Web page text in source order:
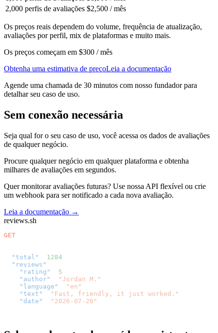
2,000 perfis de avaliações $2,500 / mês
Os preços reais dependem do volume, frequência de atualização,
avaliações por perfil, mix de plataformas e muito mais.
Os preços começam em $300 / mês
Obtenha uma estimativa de preçoLeia a documentação
Agende uma chamada de 30 minutos com nosso fundador para
detalhar seu caso de uso.
Sem conexão necessária
Seja qual for o seu caso de uso, você acessa os dados de avaliações
de qualquer negócio.
Procure qualquer negócio em qualquer plataforma e obtenha
milhares de avaliações em segundos.
Quer monitorar avaliações futuras? Use nossa API flexível ou crie
um webhook para ser notificado a cada nova avaliação.
Leia a documentação →
reviews.sh
GET
"total"
1284
"reviews"
"rating"
5
"author"
"Jordan M."
"language"
"en"
"text"
"Fast, friendly, it just worked."
"date"
"2026-07-20"